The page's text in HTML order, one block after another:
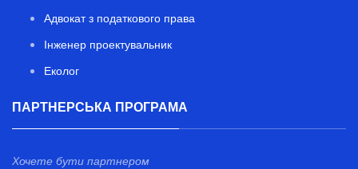
Адвокат з податкового права
Інженер проектувальник
Еколог
ПАРТНЕРСЬКА ПРОГРАМА
Хочете бути партнером